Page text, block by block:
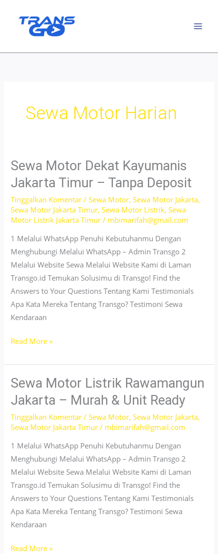
Sewa Motor Harian
Sewa Motor Dekat Kayumanis
Jakarta Timur – Tanpa Deposit
Tinggalkan Komentar /Sewa Motor,Sewa Motor Jakarta,
Sewa Motor Jakarta Timur,Sewa Motor Listrik,Sewa
Motor Listrik Jakarta Timur / mbimarifah@gmail.com
1 Melalui WhatsApp Penuhi Kebutuhanmu Dengan
Menghubungi Melalui WhatsApp – Admin Transgo 2
Melalui Website Sewa Melalui Website Kami di Laman
Transgo.id Temukan Solusimu di Transgo! Find the
Answers to Your Questions Tentang Kami Testimonials
Apa Kata Mereka Tentang Transgo? Testimoni Sewa
Kendaraan
Sewa
Dekat
Kayumanis
Jakarta
Timur
–
Tanpa
Deposit
Read More »
Sewa Motor Listrik Rawamangun
Jakarta – Murah & Unit Ready
Tinggalkan Komentar /Sewa Motor,Sewa Motor Jakarta,
Sewa Motor Jakarta Timur / mbimarifah@gmail.com
1 Melalui WhatsApp Penuhi Kebutuhanmu Dengan
Menghubungi Melalui WhatsApp – Admin Transgo 2
Melalui Website Sewa Melalui Website Kami di Laman
Transgo.id Temukan Solusimu di Transgo! Find the
Answers to Your Questions Tentang Kami Testimonials
Apa Kata Mereka Tentang Transgo? Testimoni Sewa
Kendaraan
Sewa
Read More »